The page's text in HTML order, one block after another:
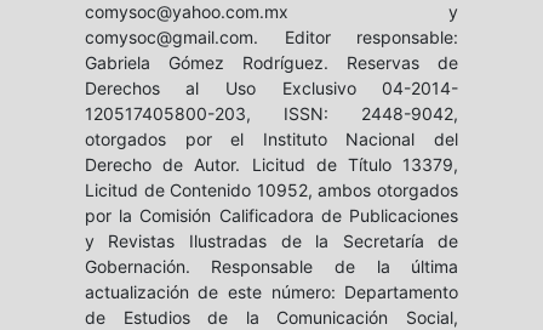
comysoc@yahoo.com.mx y
comysoc@gmail.com. Editor responsable:
Gabriela Gómez Rodríguez. Reservas de
Derechos al Uso Exclusivo 04-2014-
120517405800-203, ISSN: 2448-9042,
otorgados por el Instituto Nacional del
Derecho de Autor. Licitud de Título 13379,
Licitud de Contenido 10952, ambos otorgados
por la Comisión Calificadora de Publicaciones
y Revistas Ilustradas de la Secretaría de
Gobernación. Responsable de la última
actualización de este número: Departamento
de Estudios de la Comunicación Social,